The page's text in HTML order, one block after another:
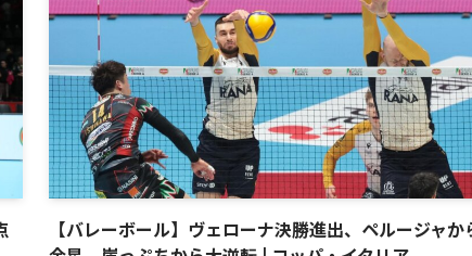
【バレーボール】ヴェローナ決勝進出、ペルージャか